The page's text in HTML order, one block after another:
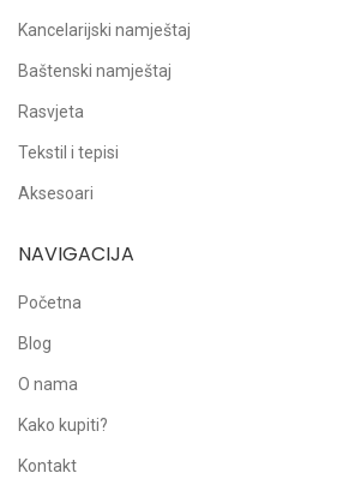
Kancelarijski namještaj
Baštenski namještaj
Rasvjeta
Tekstil i tepisi
Aksesoari
NAVIGACIJA
Početna
Blog
O nama
Kako kupiti?
Kontakt